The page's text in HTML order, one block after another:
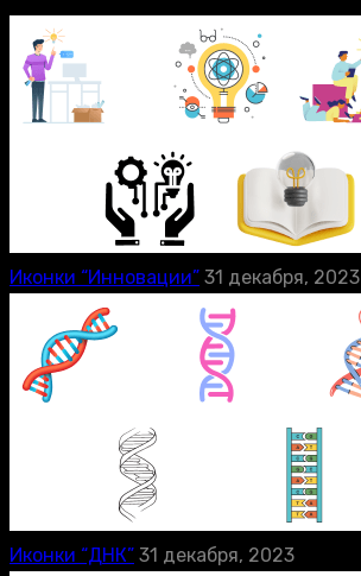
Иконки “Инновации” 31 декабря, 2023
Иконки “ДНК” 31 декабря, 2023